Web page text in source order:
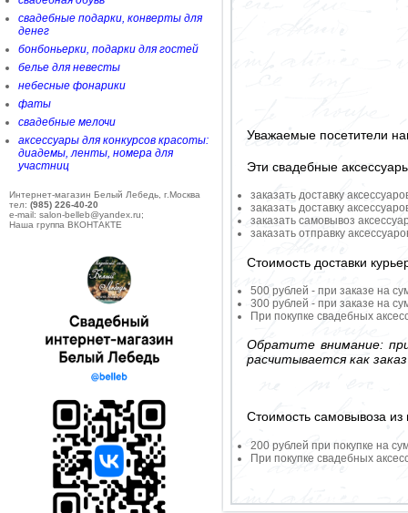
свадебные подарки, конверты для
денег
бонбоньерки, подарки для гостей
белье для невесты
небесные фонарики
фаты
свадебные мелочи
аксессуары для конкурсов красоты:
диадемы, ленты, номера для
участниц
Интернет-магазин Белый Лебедь, г.Москва
тел: (985) 226-40-20
e-mail: salon-belleb@yandex.ru;
Наша группа ВКОНТАКТЕ
Уважаемые посетители
Эти свадебные
заказать доставку
заказать доставку
заказать самовывоз
заказать отправку
Стоимость доставки
500 рублей - при заказе на
300 рублей - при заказе на
При покупке свадебных
Обратите внимание:
расчитывается как
Стоимость самовывоза из
200 рублей при покупке на
При покупке свадебных